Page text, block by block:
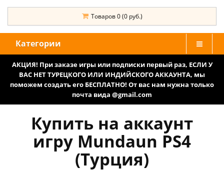
Товаров 0 (0 руб.)
Категории
АКЦИЯ! При заказе игры или подписки первый раз, ЕСЛИ У
ВАС НЕТ ТУРЕЦКОГО ИЛИ ИНДИЙСКОГО АККАУНТА, мы
поможем создать его БЕСПЛАТНО! От вас нам нужна только
почта вида @gmail.com
Купить на аккаунт
игру Mundaun PS4
(Турция)